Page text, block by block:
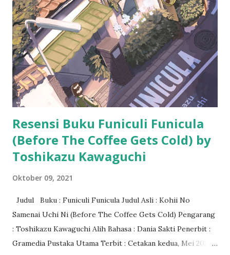
Resensi Buku Funiculi Funicula
(Before The Coffee Gets Cold) by
Toshikazu Kawaguchi
Oktober 09, 2021
Judul Buku : Funiculi Funicula Judul Asli : Kohii No
Samenai Uchi Ni (Before The Coffee Gets Cold) Pengarang
: Toshikazu Kawaguchi Alih Bahasa : Dania Sakti Penerbit :
Gramedia Pustaka Utama Terbit : Cetakan kedua, Mei 2021